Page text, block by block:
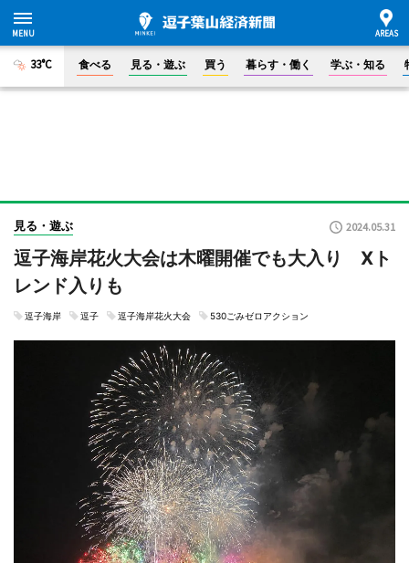
33°C 食べる 見る・遊ぶ 買う 暮らす・働く 学ぶ・知る
見る・遊ぶ 2024.05.31
逗子海岸花火大会は木曜開催でも大入り Xト
レンド入りも
逗子海岸 逗子 逗子海岸花火大会 530ごみゼロアクション